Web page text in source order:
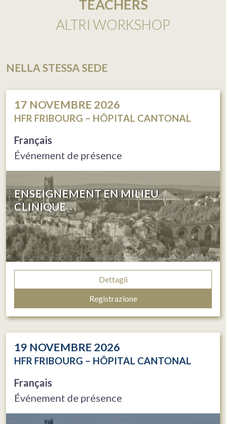
TEACHERS
ALTRI WORKSHOP
NELLA STESSA SEDE
17 NOVEMBRE 2026
HFR FRIBOURG – HÔPITAL CANTONAL
Français
Événement de présence
ENSEIGNEMENT EN MILIEU
CLINIQUE
Dettagli
Registrazione
19 NOVEMBRE 2026
HFR FRIBOURG – HÔPITAL CANTONAL
Français
Événement de présence